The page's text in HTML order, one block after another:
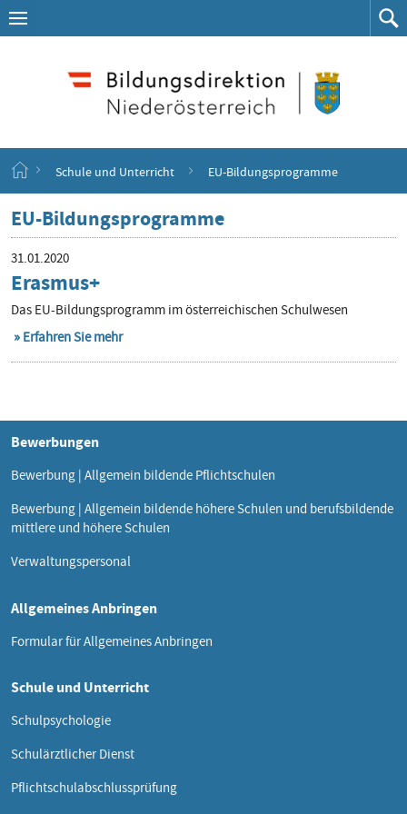
Zum
Inhalt
Navigation
Navigation
aufklappen
Zum
S
r
t
s
t
Schule und Unterricht EU-Bildungsprogramme
EU-Bildungsprogramme
31.01.2020
Erasmus+
Das EU-Bildungsprogramm im österreichischen Schulwesen
Erfahren Sie mehr
Bewerbungen
Bewerbung | Allgemein bildende Pflichtschulen
Bewerbung | Allgemein bildende höhere Schulen und berufsbildende
mittlere und höhere Schulen
Verwaltungspersonal
Allgemeines Anbringen
Formular für Allgemeines Anbringen
Schule und Unterricht
Schulpsychologie
Schulärztlicher Dienst
Pflichtschulabschlussprüfung